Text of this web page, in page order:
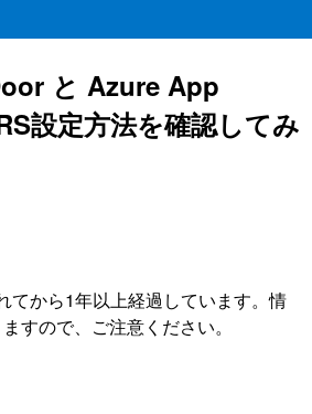
と Azure App
設定方法を確認してみ
てから1年以上経過しています。情
すので、ご注意ください。